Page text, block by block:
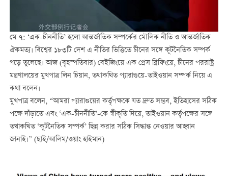
মে ৭: ‘এক-চীননীতি’ হলো আন্তর্জাতিক সম্পর্কের মৌলিক নীতি ও আন্তর্জাতিক
ঐকমত্য। বিশ্বের ১৮৩টি দেশ এ নীতির ভিত্তিতে চীনের সঙ্গে কূটনৈতিক সম্পর্ক
গড়ে তুলেছে। আজ (বৃহস্পতিবার) বেইজিংয়ে এক প্রেস ব্রিফিংয়ে, চীনের পররাষ্ট্র
মন্ত্রণালয়ের মুখপাত্র লিন চিয়ান, তথাকথিত প্যারাগুয়ে-তাইওয়ান সম্পর্ক নিয়ে এ
কথা বলেন।
মুখপাত্র বলেন, “আমরা প্যারাগুয়ের কর্তৃপক্ষকে যত দ্রুত সম্ভব, ইতিহাসের সঠিক
পক্ষে দাঁড়াতে এবং ‘এক-চীননীতি’-কে স্বীকৃতি দিয়ে, তাইওয়ান কর্তৃপক্ষের সঙ্গে
তথাকথিত ‘কূটনৈতিক সম্পর্ক’ ছিন্ন করার সঠিক সিদ্ধান্ত নেওয়ার আহ্বান
জানাই।” (ছাই/আলিম/ওয়াং হাইমান)